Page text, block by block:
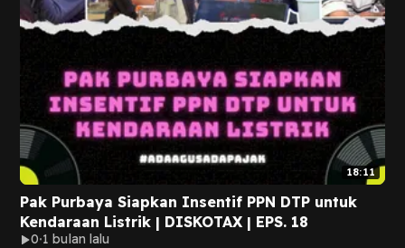
18:11
Pak Purbaya Siapkan Insentif PPN DTP untuk
Kendaraan Listrik | DISKOTAX | EPS. 18
0 1 bulan lalu